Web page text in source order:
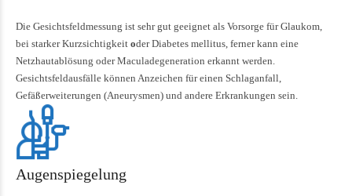
Die Gesichtsfeldmessung ist sehr gut geeignet als Vorsorge für Glaukom,
bei starker Kurzsichtigkeit oder Diabetes mellitus, ferner kann eine
Netzhautablösung oder Maculadegeneration erkannt werden.
Gesichtsfeldausfälle können Anzeichen für einen Schlaganfall,
Gefäßerweiterungen (Aneurysmen) und andere Erkrankungen sein.
Augenspiegelung